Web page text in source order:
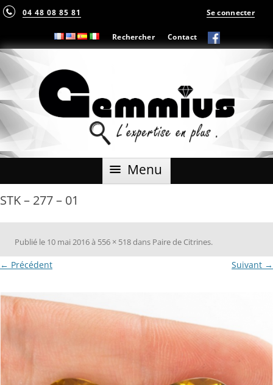
04 48 08 85 81
Rechercher Contact
Se connecter
Menu Aller
STK – 277 – 01
Publié le 10 mai 2016à 556 × 518dans Paire de Citrines.
← Précédent Suivant →